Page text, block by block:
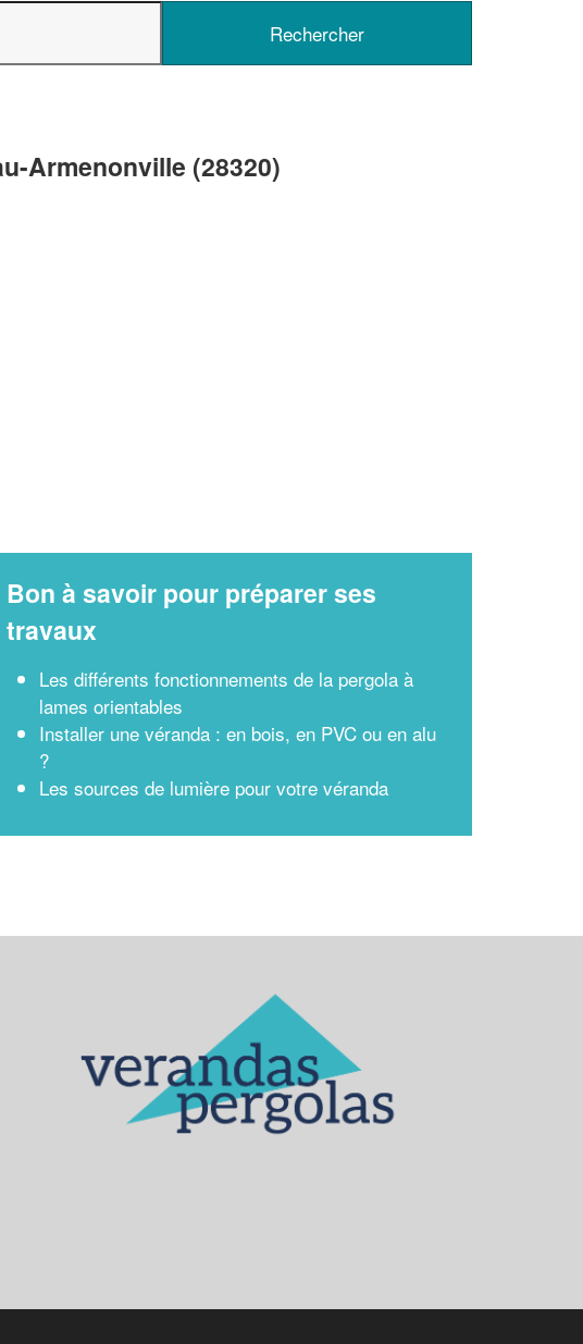
Armenonville (28320)
Bon à savoir pour préparer ses
travaux
Les différents fonctionnements de la pergola à
lames orientables
Installer une véranda : en bois, en PVC ou en alu
?
Les sources de lumière pour votre véranda
✕
Vous êtes un
professionnel ?